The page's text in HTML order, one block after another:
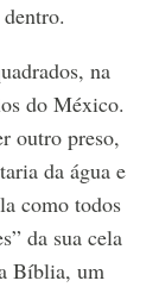
na
do México.
outro preso,
da água e
como todos
da sua cela
Bíblia, um